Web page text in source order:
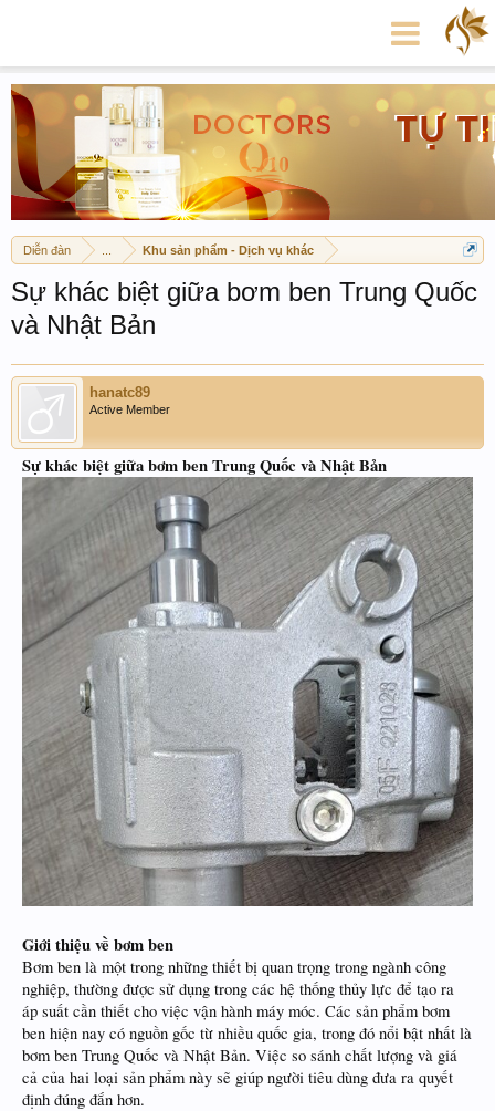
Diễn đàn Khu sản phẩm - Dịch vụ khác
Sự khác biệt giữa bơm ben Trung Quốc
và Nhật Bản
hanatc89
Active Member
Sự khác biệt giữa bơm ben Trung Quốc và Nhật Bản
Giới thiệu về bơm ben
Bơm ben là một trong những thiết bị quan trọng trong ngành công
nghiệp, thường được sử dụng trong các hệ thống thủy lực để tạo ra
áp suất cần thiết cho việc vận hành máy móc. Các sản phẩm bơm
ben hiện nay có nguồn gốc từ nhiều quốc gia, trong đó nổi bật nhất là
bơm ben Trung Quốc và Nhật Bản. Việc so sánh chất lượng và giá
cả của hai loại sản phẩm này sẽ giúp người tiêu dùng đưa ra quyết
định đúng đắn hơn.